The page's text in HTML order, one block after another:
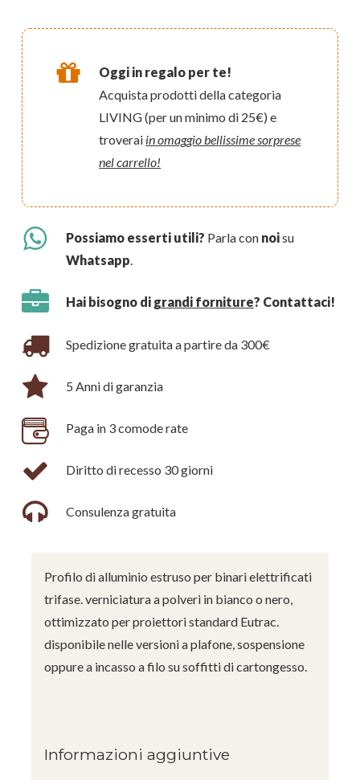
Oggi in regalo per te!
Acquista prodotti della categoria
LIVING (per un minimo di 25€) e
troverai in omaggio bellissime sorprese
nel carrello!
Possiamo esserti utili? Parla con noisu
Whatsapp
Hai bisogno di grandi forniture? Contattaci!
Spedizione gratuita a partire da 300€
5 Anni di garanzia
Paga in 3 comode rate
Diritto di recesso 30 giorni
Consulenza gratuita
Profilo di alluminio estruso per binari elettrificati
trifase. verniciatura a polveri in bianco o nero,
ottimizzato per proiettori standard Eutrac.
disponibile nelle versioni a plafone, sospensione
oppure a incasso a filo su soffitti di cartongesso.
Informazioni aggiuntive